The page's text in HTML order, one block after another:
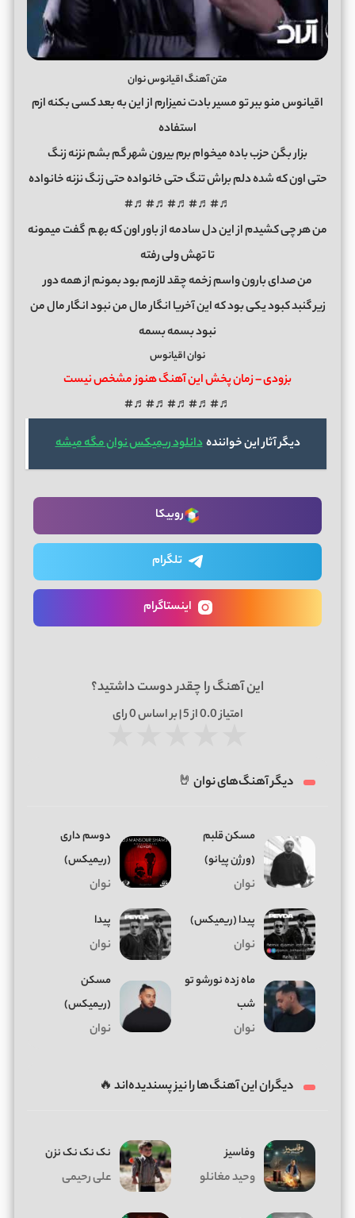
متن آهنگ اقیانوس نوان
اقیانوس منو ببر تو مسیر بادت نمیزارم از این به بعد کسی بکنه ازم
استفاده
بزار بگن حزب باده میخوام برم بیرون شهر گم بشم نزنه زنگ
حتی اون که شده دلم براش تنگ حتی خانواده حتی زنگ نزنه خانواده
♬#♬#♬#♬#♬#
من هر چی کشیدم از این دل سادمه از باور اون که بهمگفت میمونه
تا تهش ولی رفته
من صدای بارون واسم زخمه چقد لازمم بود بمونم از همه دور
زیر گنبد کبود یکی بود که این آخریا انگار مال من نبود انگار مال من
نبود بسمه بسمه
نوان اقیانوس
بزودی – زمان پخش این آهنگ هنوز مشخص نیست
♬#♬#♬#♬#♬#
دیگر آثار این خوانندهدانلود ریمیکس نوان مگه میشه
روبیکا
تلگرام
اینستاگرام
این آهنگ را چقدر دوست داشتید؟
امتیاز0.0از 5 | بر اساس 0رای
دیگر آهنگ‌های نوان 🤘
مسکن قلبم
(ورژن پیانو)
نوان
دوسم داری
(ریمیکس)
نوان
پیدا (ریمیکس)
نوان
پیدا
نوان
ماه زده نورشو تو
شب
نوان
مسکن
(ریمیکس)
نوان
دیگران این آهنگ‌ها را نیز پسندیده‌اند 🔥
وفاسیز
وحید مغانلو
نک نک نک نزن
علی رحیمی